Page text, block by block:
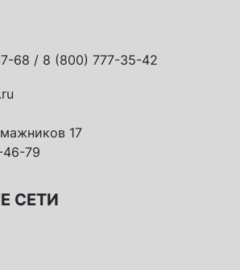
68 / 8 (800) 777-35-42
17
46-79
СЕТИ